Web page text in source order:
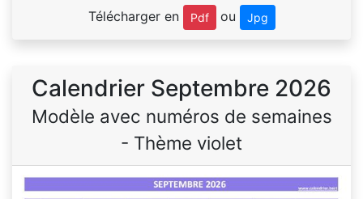
Télécharger en Pdf ou Jpg
Calendrier Septembre 2026
Modèle avec numéros de semaines
- Thème violet